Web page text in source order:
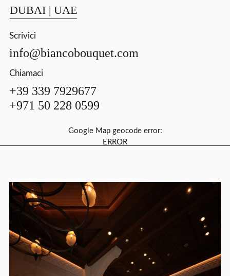
DUBAI | UAE
Scrivici
info@biancobouquet.com
Chiamaci
+39 339 7929677
+971 50 228 0599
Google Map geocode error:
ERROR